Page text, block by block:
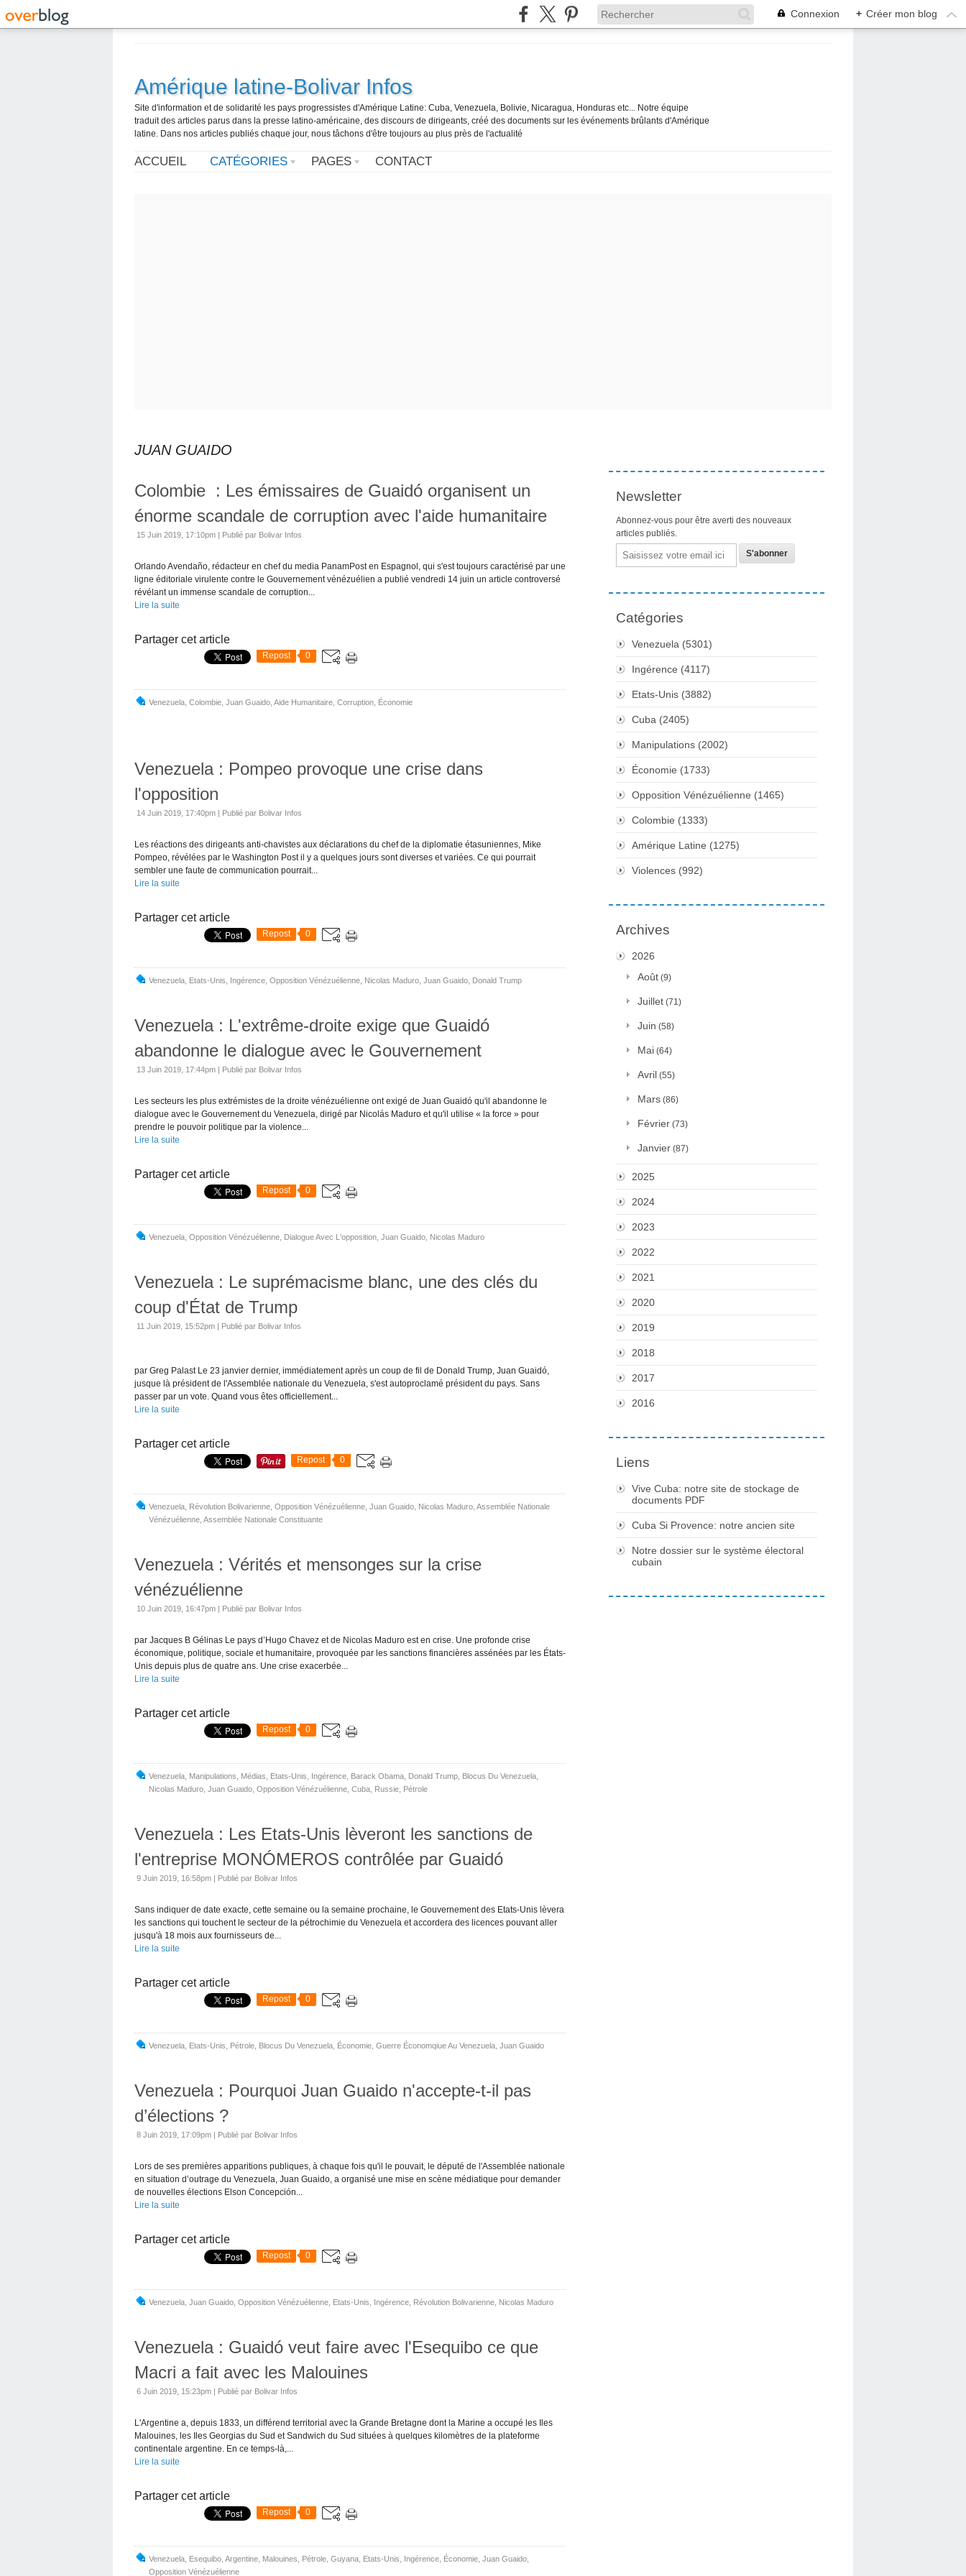
Connexion + Créer mon blog
Amérique latine-Bolivar Infos
Site d'information et de solidarité les pays progressistes d'Amérique Latine: Cuba, Venezuela, Bolivie, Nicaragua, Honduras etc... Notre équipe
traduit des articles parus dans la presse latino-américaine, des discours de dirigeants, créé des documents sur les événements brûlants d'Amérique
latine. Dans nos articles publiés chaque jour, nous tâchons d'être toujours au plus près de l'actualité
ACCUEIL CATÉGORIES PAGES CONTACT
JUAN GUAIDO
Colombie : Les émissaires de Guaidó organisent un
énorme scandale de corruption avec l'aide humanitaire
15 Juin 2019, 17:10pm | Publié par Bolivar Infos
Orlando Avendaño, rédacteur en chef du media PanamPost en Espagnol, qui s'est toujours caractérisé par une
ligne éditoriale virulente contre le Gouvernement vénézuélien a publié vendredi 14 juin un article controversé
révélant un immense scandale de corruption...
Lire la suite
Partager cet article
Repost 0
Venezuela Colombie Juan Guaido Aide Humanitaire Corruption Économie
Venezuela : Pompeo provoque une crise dans
l'opposition
14 Juin 2019, 17:40pm | Publié par Bolivar Infos
Les réactions des dirigeants anti-chavistes aux déclarations du chef de la diplomatie étasuniennes, Mike
Pompeo, révélées par le Washington Post il y a quelques jours sont diverses et variées. Ce qui pourrait
sembler une faute de communication pourrait...
Lire la suite
Partager cet article
Repost 0
Venezuela Etats-Unis Ingérence Opposition Vénézuélienne Nicolas Maduro Juan Guaido Donald Trump
Venezuela : L'extrême-droite exige que Guaidó
abandonne le dialogue avec le Gouvernement
13 Juin 2019, 17:44pm | Publié par Bolivar Infos
Les secteurs les plus extrémistes de la droite vénézuélienne ont exigé de Juan Guaidó qu'il abandonne le
dialogue avec le Gouvernement du Venezuela, dirigé par Nicolás Maduro et qu'il utilise « la force » pour
prendre le pouvoir politique par la violence...
Lire la suite
Partager cet article
Repost 0
Venezuela Opposition Vénézuélienne Dialogue Avec L'opposition Juan Guaido Nicolas Maduro
Venezuela : Le suprémacisme blanc, une des clés du
coup d'État de Trump
11 Juin 2019, 15:52pm | Publié par Bolivar Infos
par Greg Palast Le 23 janvier dernier, immédiatement après un coup de fil de Donald Trump, Juan Guaidó,
jusque là président de l'Assemblée nationale du Venezuela, s'est autoproclamé président du pays. Sans
passer par un vote. Quand vous êtes officiellement...
Lire la suite
Partager cet article
Repost 0
Venezuela Révolution Bolivarienne Opposition Vénézuélienne Juan Guaido Nicolas Maduro Assemblée Nationale
Vénézuélienne Assemblée Nationale Constituante
Venezuela : Vérités et mensonges sur la crise
vénézuélienne
10 Juin 2019, 16:47pm | Publié par Bolivar Infos
par Jacques B Gélinas Le pays d’Hugo Chavez et de Nicolas Maduro est en crise. Une profonde crise
économique, politique, sociale et humanitaire, provoquée par les sanctions financières assénées par les États-
Unis depuis plus de quatre ans. Une crise exacerbée...
Lire la suite
Partager cet article
Repost 0
Venezuela Manipulations Médias Etats-Unis Ingérence Barack Obama Donald Trump Blocus Du Venezuela
Nicolas Maduro Juan Guaido Opposition Vénézuélienne Cuba Russie Pétrole
Venezuela : Les Etats-Unis lèveront les sanctions de
l'entreprise MONÓMEROS contrôlée par Guaidó
9 Juin 2019, 16:58pm | Publié par Bolivar Infos
Sans indiquer de date exacte, cette semaine ou la semaine prochaine, le Gouvernement des Etats-Unis lèvera
les sanctions qui touchent le secteur de la pétrochimie du Venezuela et accordera des licences pouvant aller
jusqu'à 18 mois aux fournisseurs de...
Lire la suite
Partager cet article
Repost 0
Venezuela Etats-Unis Pétrole Blocus Du Venezuela Économie Guerre Économqiue Au Venezuela Juan Guaido
Venezuela : Pourquoi Juan Guaido n'accepte-t-il pas
d’élections ?
8 Juin 2019, 17:09pm | Publié par Bolivar Infos
Lors de ses premières apparitions publiques, à chaque fois qu'il le pouvait, le député de l'Assemblée nationale
en situation d’outrage du Venezuela, Juan Guaido, a organisé une mise en scène médiatique pour demander
de nouvelles élections Elson Concepción...
Lire la suite
Partager cet article
Repost 0
Venezuela Juan Guaido Opposition Vénézuélienne Etats-Unis Ingérence Révolution Bolivarienne Nicolas Maduro
Venezuela : Guaidó veut faire avec l'Esequibo ce que
Macri a fait avec les Malouines
6 Juin 2019, 15:23pm | Publié par Bolivar Infos
L'Argentine a, depuis 1833, un différend territorial avec la Grande Bretagne dont la Marine a occupé les Iles
Malouines, les Iles Georgias du Sud et Sandwich du Sud situées à quelques kilomètres de la plateforme
continentale argentine. En ce temps-là,...
Lire la suite
Partager cet article
Repost 0
Venezuela Esequibo Argentine Malouines Pétrole Guyana Etats-Unis Ingérence Économie Juan Guaido
Opposition Vénézuélienne
Newsletter
Abonnez-vous pour être averti des nouveaux
articles publiés.
Email
Catégories
Venezuela (5301)
Ingérence (4117)
Etats-Unis (3882)
Cuba (2405)
Manipulations (2002)
Économie (1733)
Opposition Vénézuélienne (1465)
Colombie (1333)
Amérique Latine (1275)
Violences (992)
Archives
2026
Août (9)
Juillet (71)
Juin (58)
Mai (64)
Avril (55)
Mars (86)
Février (73)
Janvier (87)
2025
2024
2023
2022
2021
2020
2019
2018
2017
2016
Liens
Vive Cuba: notre site de stockage de
documents PDF
Cuba Si Provence: notre ancien site
Notre dossier sur le système électoral
cubain